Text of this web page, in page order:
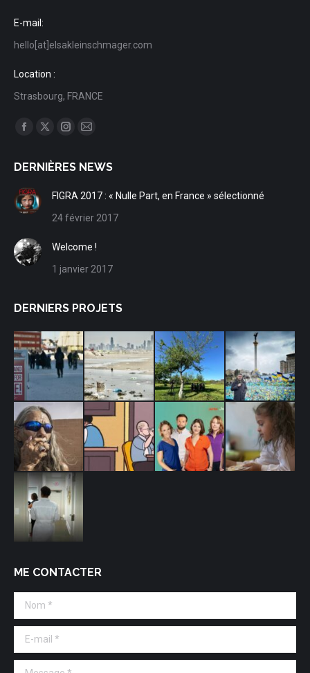
E-mail:
hello[at]elsakleinschmager.com
Location :
Strasbourg, FRANCE
Trouvez nous sur :
Facebook
opens
in
new
window
X
opens
window
Instagram
opens
window
Mail
opens
window
DERNIÈRES NEWS
FIGRA 2017 : « Nulle Part, en France » sélectionné
24 février 2017
Welcome !
1 janvier 2017
DERNIERS PROJETS
ME CONTACTER
Nom *
E-mail *
Message *